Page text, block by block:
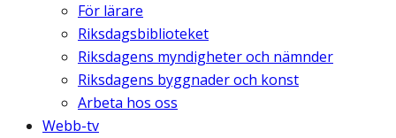
För lärare
Riksdagsbiblioteket
Riksdagens myndigheter och nämnder
Riksdagens byggnader och konst
Arbeta hos oss
Webb-tv